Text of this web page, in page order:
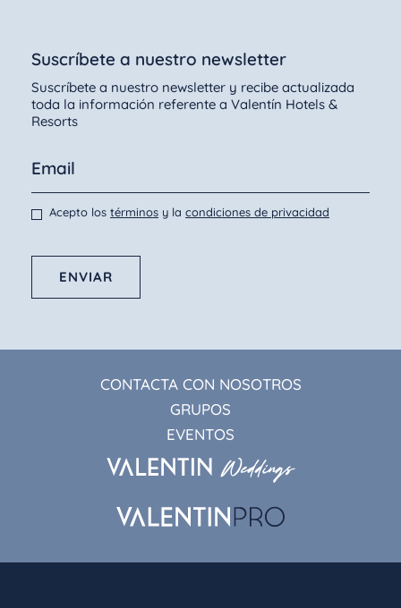
Suscríbete a nuestro newsletter
Suscríbete a nuestro newsletter y recibe actualizada
toda la información referente a Valentín Hotels &
Resorts
Acepto los términos y la condiciones de privacidad
ENVIAR
CONTACTA CON NOSOTROS
GRUPOS
EVENTOS